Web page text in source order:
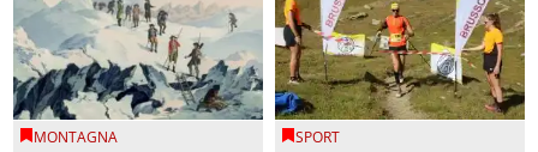
MONTAGNA SPORT